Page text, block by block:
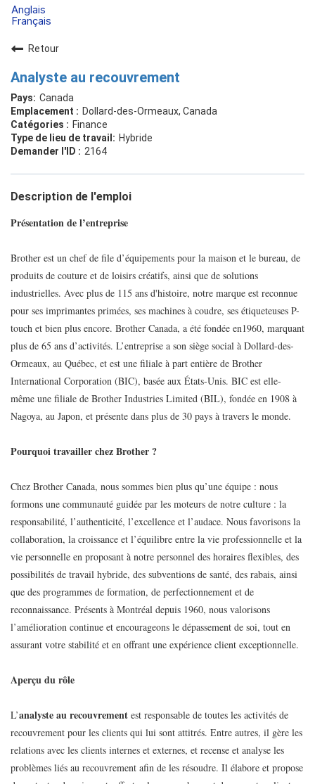
Anglais
Français
Retour
Analyste au recouvrement
Canada
Dollard-des-Ormeaux, Canada
Finance
Hybride
2164
Description de l'emploi
Présentation de l’entreprise
Brother est un chef de file d’équipements pour la maison et le bureau, de
produits de couture et de loisirs créatifs, ainsi que de solutions
industrielles. Avec plus de 115 ans d'histoire, notre marque est reconnue
pour ses imprimantes primées, ses machines à coudre, ses étiqueteuses P-
touch et bien plus encore. Brother Canada, a été fondée en1960, marquant
plus de 65 ans d’activités. L’entreprise a son siège social à Dollard-des-
Ormeaux, au Québec, et est une filiale à part entière de Brother
International Corporation (BIC), basée aux États-Unis. BIC est elle-
même une filiale de Brother Industries Limited (BIL), fondée en 1908 à
Nagoya, au Japon, et présente dans plus de 30 pays à travers le monde.
Pourquoi travailler chez Brother ?
Chez Brother Canada, nous sommes bien plus qu’une équipe : nous
formons une communauté guidée par les moteurs de notre culture : la
responsabilité, l’authenticité, l’excellence et l’audace. Nous favorisons la
collaboration, la croissance et l’équilibre entre la vie professionnelle et la
vie personnelle en proposant à notre personnel des horaires flexibles, des
possibilités de travail hybride, des subventions de santé, des rabais, ainsi
que des programmes de formation, de perfectionnement et de
reconnaissance. Présents à Montréal depuis 1960, nous valorisons
l’amélioration continue et encourageons le dépassement de soi, tout en
assurant votre stabilité et en offrant une expérience client exceptionnelle.
Aperçu du rôle
L’analyste au recouvrement est responsable de toutes les activités de
recouvrement pour les clients qui lui sont attitrés. Entre autres, il gère les
relations avec les clients internes et externes, et recense et analyse les
problèmes liés au recouvrement afin de les résoudre. Il élabore et propose